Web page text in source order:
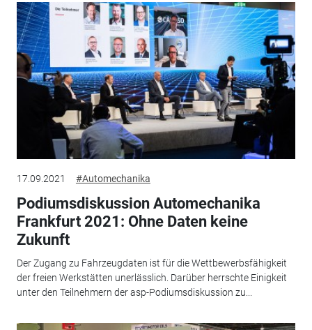
17.09.2021 #Automechanika
Podiumsdiskussion Automechanika
Frankfurt 2021: Ohne Daten keine
Zukunft
Der Zugang zu Fahrzeugdaten ist für die Wettbewerbsfähigkeit
der freien Werkstätten unerlässlich. Darüber herrschte Einigkeit
unter den Teilnehmern der asp-Podiumsdiskussion zu...